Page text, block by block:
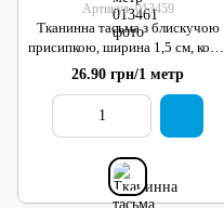
Артикул: 013459
Тканинна тасьма з блискучою
присипкою, ширина 1,5 см, колір
бірюзовий, арт 013459, відрізок
1 метр
26.90 грн/1 метр